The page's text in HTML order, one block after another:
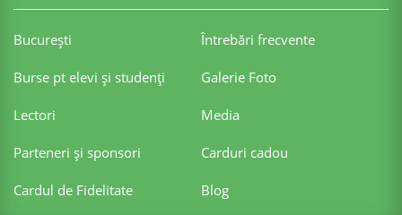
Bucureşti Întrebări frecvente
Burse pt elevi şi studenţi Galerie Foto
Lectori Media
Parteneri şi sponsori Carduri cadou
Cardul de Fidelitate Blog